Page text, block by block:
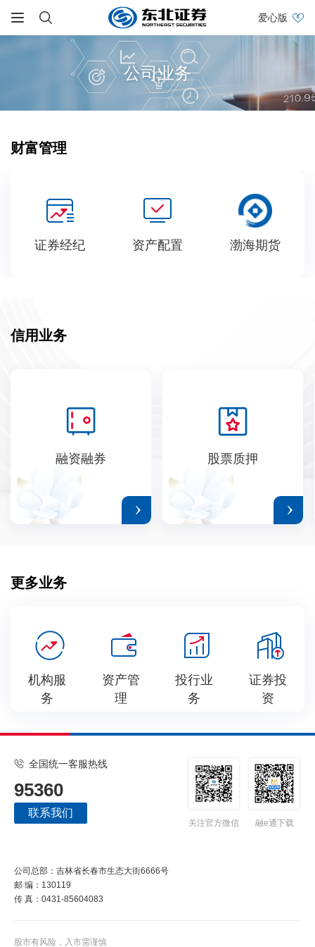
爱心版
公司业务
财富管理
证券经纪 资产配置 渤海期货
信用业务
融资融券 股票质押
更多业务
机构服
务
资产管
理
投行业
务
证券投
资
关注官方微信 融e通下载
全国统一客服热线
95360
联系我们
公司总部：吉林省长春市生态大街6666号
邮 编：130119
传 真：0431-85604083
股市有风险，入市需谨慎